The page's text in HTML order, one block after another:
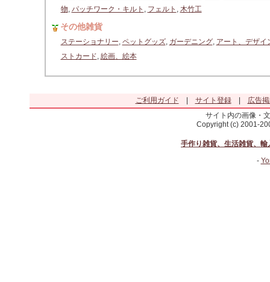
物, パッチワーク・キルト , フェルト , 木竹工
その他雑貨
ステーショナリー, ペットグッズ, ガーデニング, アート、デザイ
ストカード, 絵画、絵本
ご利用ガイド サイト登録|
広告
サイト内の画像・
Copyright (c) 2001-
手作り雑貨、生活雑貨、
-